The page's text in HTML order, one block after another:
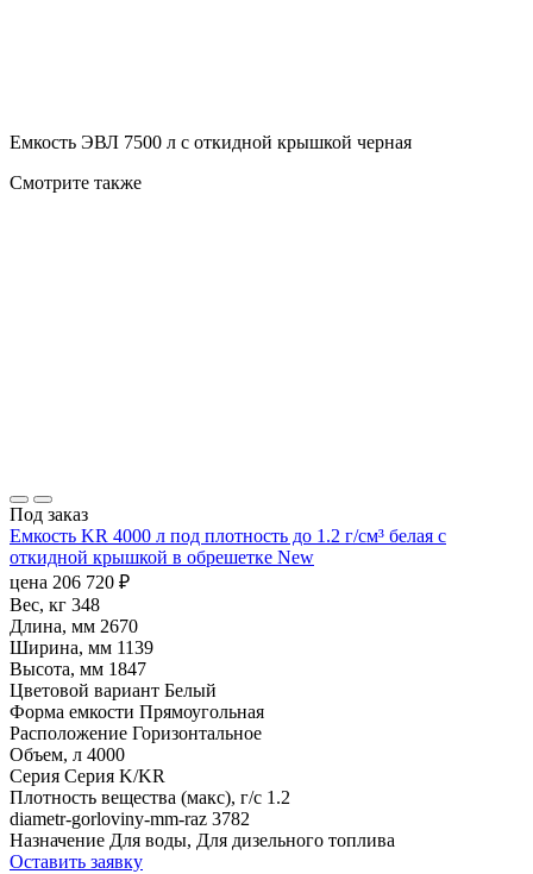
Емкость ЭВЛ 7500 л с откидной крышкой черная
Смотрите также
Под заказ
Емкость KR 4000 л под плотность до 1.2 г/см³ белая с
откидной крышкой в обрешетке New
цена 206 720 ₽
Вес, кг 348
Длина, мм 2670
Ширина, мм 1139
Высота, мм 1847
Цветовой вариант Белый
Форма емкости Прямоугольная
Расположение Горизонтальное
Объем, л 4000
Серия Серия K/KR
Плотность вещества (макс), г/с 1.2
diametr-gorloviny-mm-raz 3782
Назначение Для воды, Для дизельного топлива
Оставить заявку